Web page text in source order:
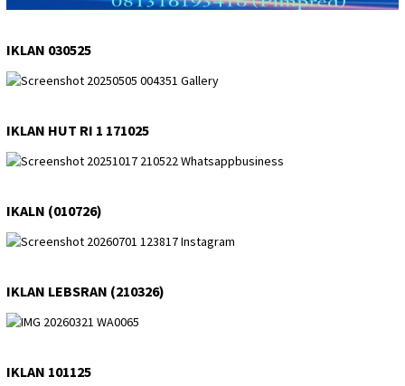
IKLAN 030525
IKLAN HUT RI 1 171025
IKALN (010726)
IKLAN LEBSRAN (210326)
IKLAN 101125